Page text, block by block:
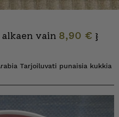
vain 8,90 € }
Tarjoiluvati punaisia kukkia